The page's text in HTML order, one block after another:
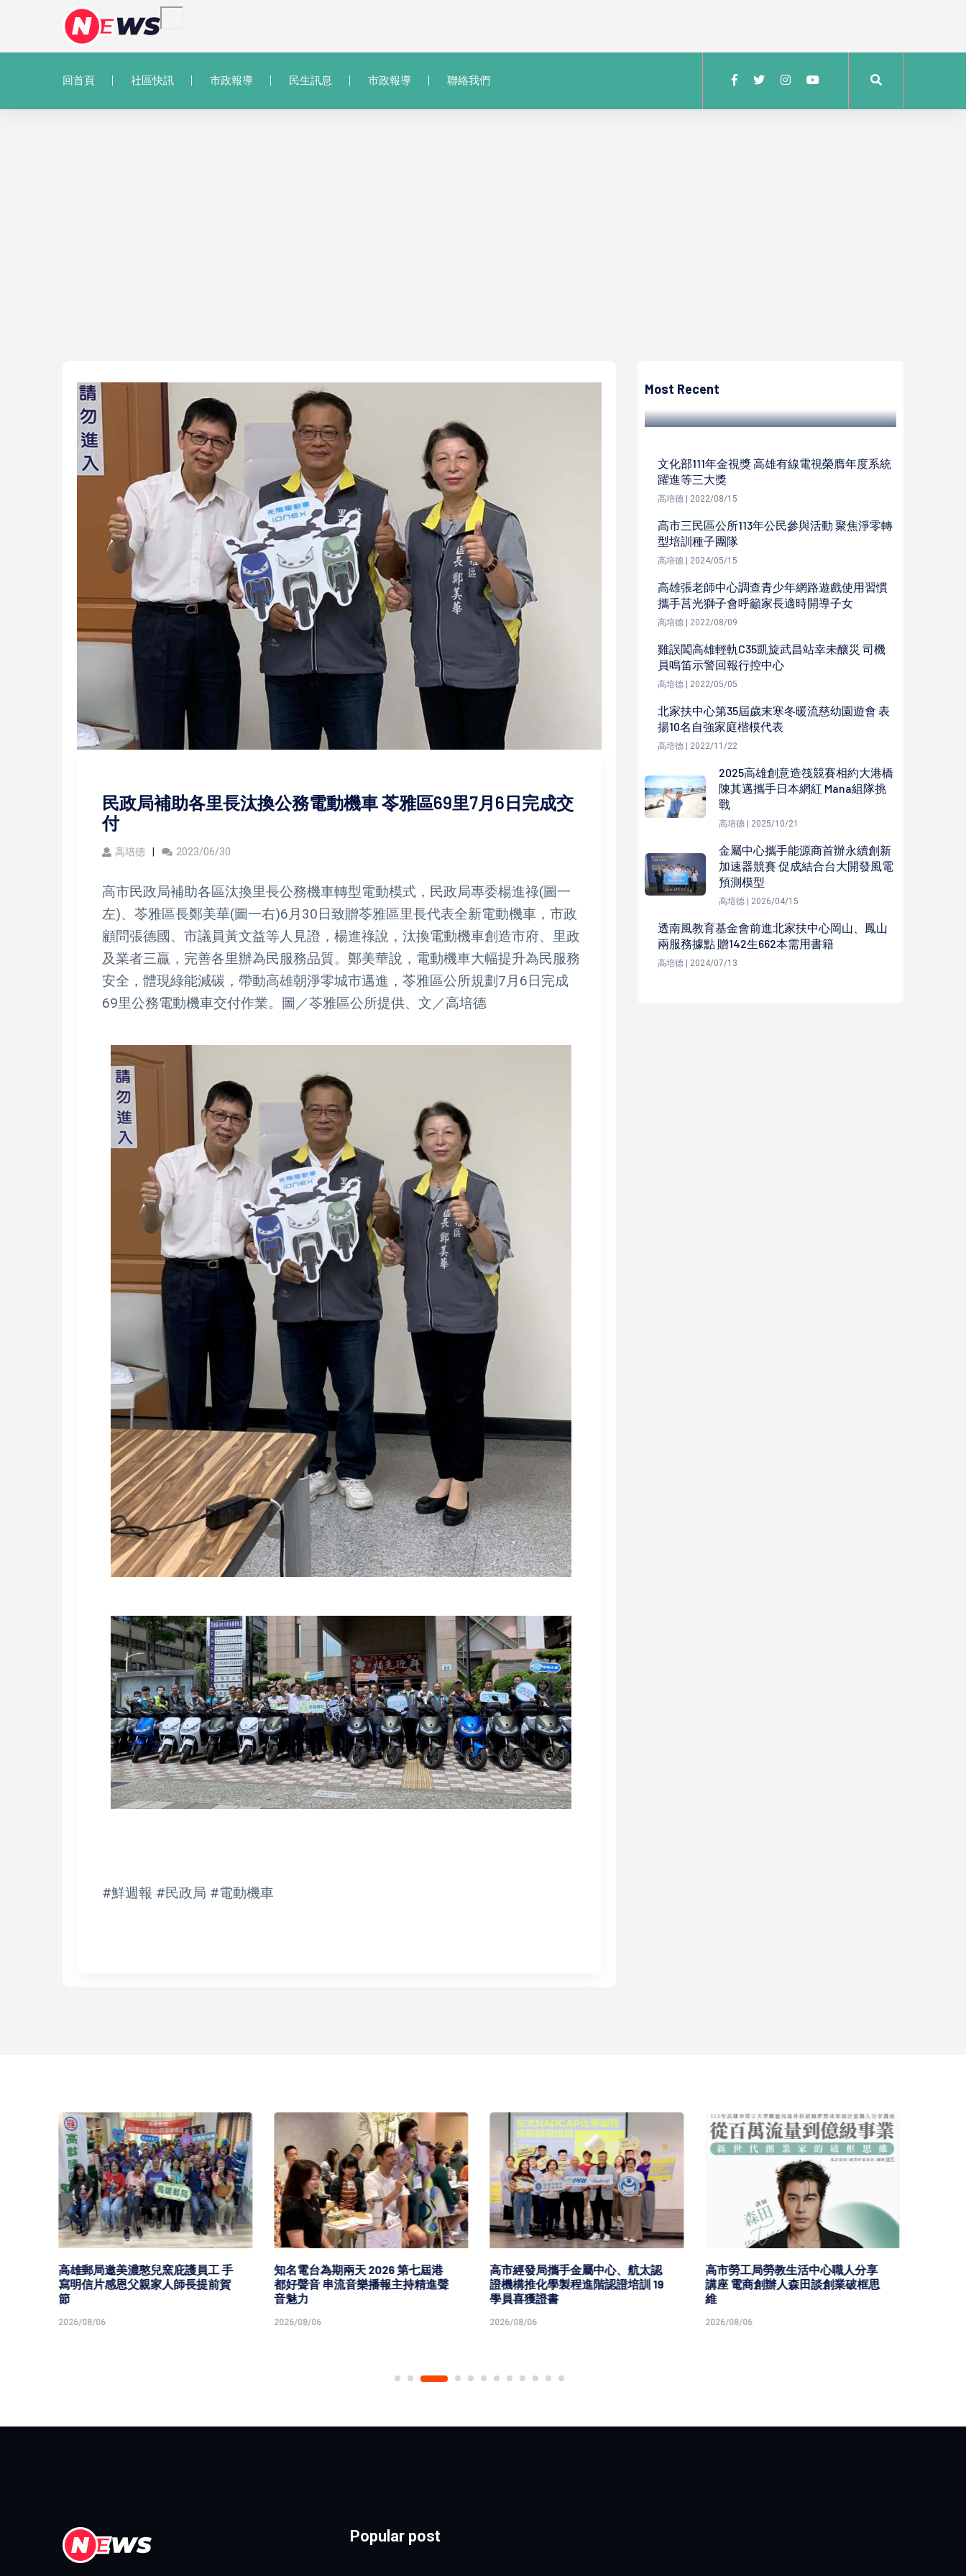
回首頁 社區快訊 市政報導 民生訊息 市政報導 聯絡我們
民政局補助各里長汰換公務電動機車 苓雅區69里7月6日完成交
付
高培德 2023/06/30
高市民政局補助各區汰換里長公務機車轉型電動模式，民政局專委楊進祿(圖一
左)、苓雅區長鄭美華(圖一右)6月30日致贈苓雅區里長代表全新電動機車，市政
顧問張德國、市議員黃文益等人見證，楊進祿說，汰換電動機車創造市府、里政
及業者三贏，完善各里辦為民服務品質。鄭美華說，電動機車大幅提升為民服務
安全，體現綠能減碳，帶動高雄朝淨零城市邁進，苓雅區公所規劃7月6日完成
69里公務電動機車交付作業。圖／苓雅區公所提供、文／高培德
#鮮週報 #民政局 #電動機車
Most Recent
會 邀同仁眷屬植樹賞鳥體驗手作樂趣
文化部111年金視獎 高雄有線電視榮膺年度系統
躍進等三大獎
高培德 | 2022/08/15
高市三民區公所113年公民參與活動 聚焦淨零轉
型培訓種子團隊
高培德 | 2024/05/15
高雄張老師中心調查青少年網路遊戲使用習慣
攜手莒光獅子會呼籲家長適時開導子女
高培德 | 2022/08/09
雞誤闖高雄輕軌C35凱旋武昌站幸未釀災 司機
員鳴笛示警回報行控中心
高培德 | 2022/05/05
北家扶中心第35屆歲末寒冬暖流慈幼園遊會 表
揚10名自強家庭楷模代表
高培德 | 2022/11/22
2025高雄創意造筏競賽相約大港橋
陳其邁攜手日本網紅 Mana組隊挑
戰
高培德 | 2025/10/21
金屬中心攜手能源商首辦永續創新
加速器競賽 促成結合台大開發風電
預測模型
高培德 | 2026/04/15
透南風教育基金會前進北家扶中心岡山、鳳山
兩服務據點 贈142生662本需用書籍
高培德 | 2024/07/13
知名電台為期兩天 2026 第七屆港
都好聲音 串流音樂播報主持精進聲
音魅力
2026/08/06
高市經發局攜手金屬中心、航太認
證機構推化學製程進階認證培訓 19
學員喜獲證書
2026/08/06
高市勞工局勞教生活中心職人分享
講座 電商創辦人森田談創業破框思
維
2026/08/06
國海院2026年6月英文期刊「海洋
探索」 專文揭示液化天然氣船隊結
構韌性
2026/08/06
Popular post